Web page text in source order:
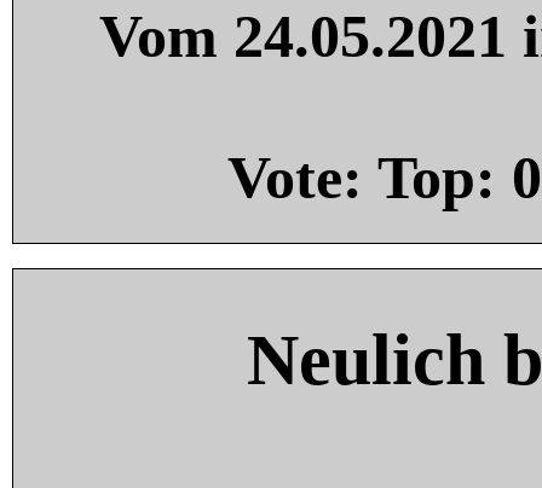
Vom
Vote: Top: 0
Neulich